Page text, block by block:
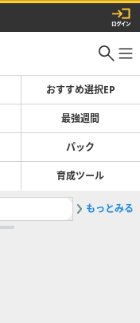
おすすめ選択EP
最強週間
パック
育成ツール
2
もっとみる